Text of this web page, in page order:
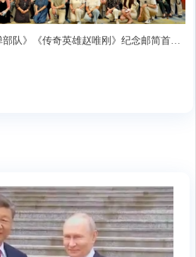
队》《传奇英雄赵唯刚》纪念邮简首发